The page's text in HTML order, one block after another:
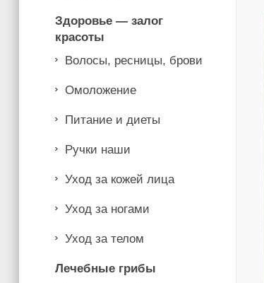
Здоровье — залог
красоты
Волосы, ресницы, брови
Омоложение
Питание и диеты
Ручки наши
Уход за кожей лица
Уход за ногами
Уход за телом
Лечебные грибы